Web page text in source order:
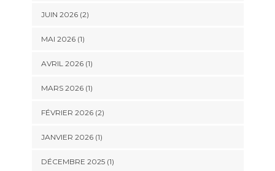
JUIN 2026(2)
MAI 2026(1)
AVRIL 2026(1)
MARS 2026(1)
FÉVRIER 2026(2)
JANVIER 2026(1)
DÉCEMBRE 2025(1)